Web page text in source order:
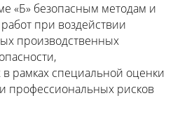
«Б» безопасным методам и
при воздействии
производственных
рамках специальной оценки
профессиональных рисков